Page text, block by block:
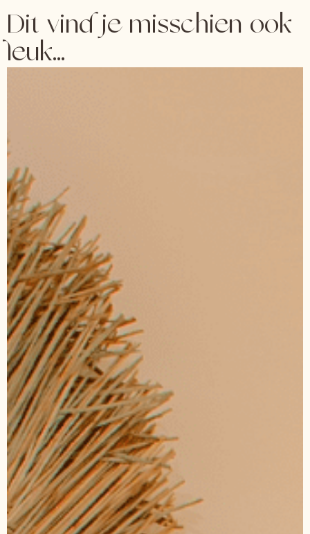
Dit vind je misschien ook
leuk...